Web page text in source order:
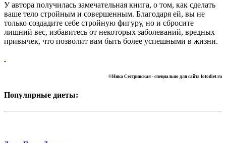
У автора получилась замечательная книга, о том, как сделать
ваше тело стройным и совершенным. Благодаря ей, вы не
только создадите себе стройную фигуру, но и сбросите
лишний вес, избавитесь от некоторых заболеваний, вредных
привычек, что позволит вам быть более успешными в жизни.
©Ника Сестринская - специально для сайта fotodiet.ru
Популярные диеты: